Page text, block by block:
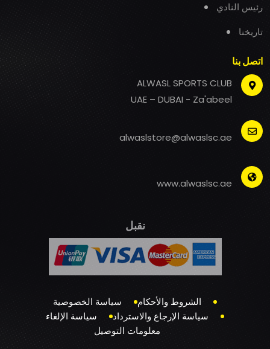
رئيس النادي
تاريخنا
اتصل بنا
ALWASL SPORTS CLUB
UAE – DUBAI - Za'abeel
alwaslstore@alwaslsc.ae
www.alwaslsc.ae
نقبل
الشروط والأحكام
سياسة الخصوصية
سياسة الإرجاع والاسترداد
سياسة الإلغاء
معلومات التوصيل